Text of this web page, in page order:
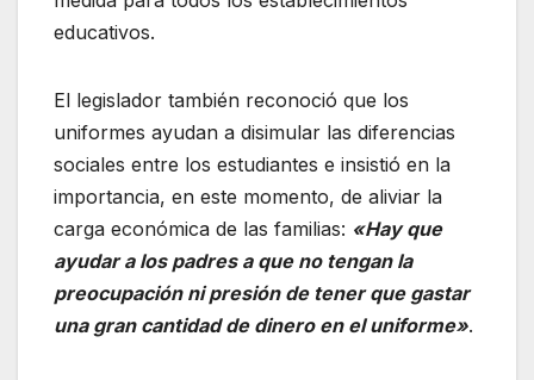
educativos.
El legislador también reconoció que los
uniformes ayudan a disimular las diferencias
sociales entre los estudiantes e insistió en la
importancia, en este momento, de aliviar la
carga económica de las familias: «Hay que
ayudar a los padres a que no tengan la
preocupación ni presión de tener que gastar
una gran cantidad de dinero en el uniforme».